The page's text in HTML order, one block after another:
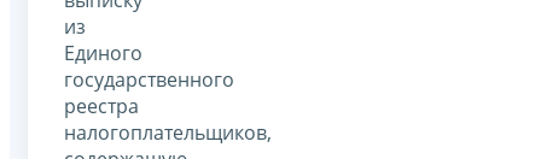
из
Единого
государственного
реестра
налогоплательщиков,